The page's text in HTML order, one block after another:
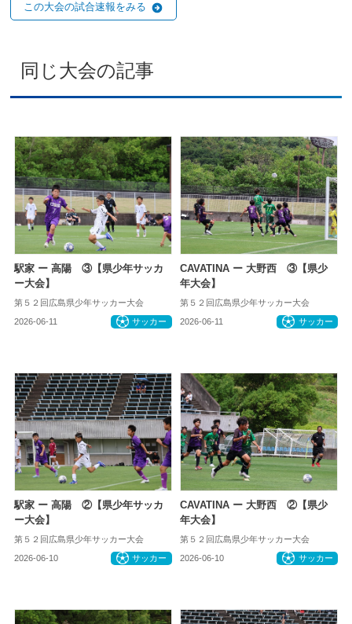
この大会の試合速報をみる
同じ大会の記事
駅家 ー 高陽 ③【県少年サッカ
ー大会】
第５２回広島県少年サッカー大会
2026-06-11 サッカー
CAVATINA ー 大野西 ③【県少
年大会】
第５２回広島県少年サッカー大会
2026-06-11 サッカー
駅家 ー 高陽 ②【県少年サッカ
ー大会】
第５２回広島県少年サッカー大会
2026-06-10 サッカー
CAVATINA ー 大野西 ②【県少
年大会】
第５２回広島県少年サッカー大会
2026-06-10 サッカー